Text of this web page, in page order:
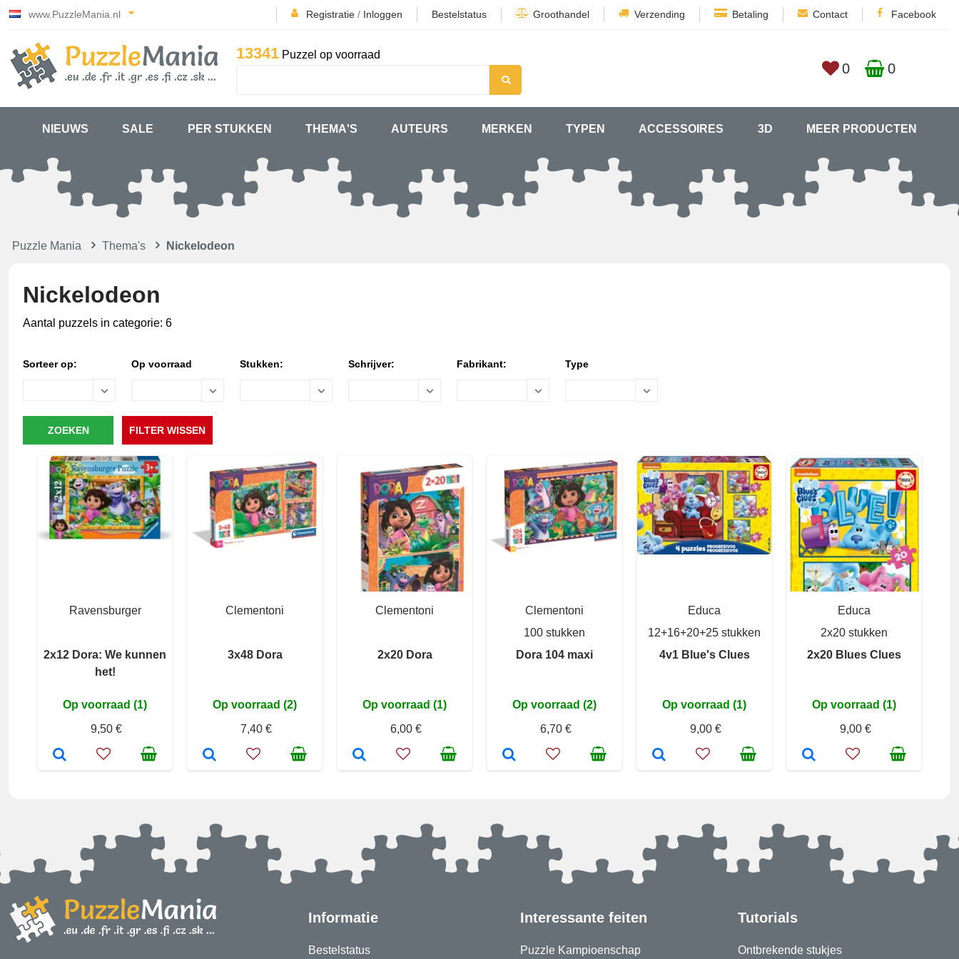
www.PuzzleMania.nl Registratie / Inloggen Bestelstatus Groothandel Verzending Betaling Contact Facebook
13341 Puzzel op voorraad
0 0
NIEUWS SALE PER STUKKEN THEMA'S AUTEURS MERKEN TYPEN ACCESSOIRES 3D MEER PRODUCTEN
Puzzle Mania Thema's Nickelodeon
Nickelodeon
Aantal puzzels in categorie: 6
Sorteer op: Op voorraad Stukken: Schrijver: Fabrikant: Type
Ravensburger
2x12 Dora: We kunnen
het!
Op voorraad (1)
9,50 €
Clementoni
3x48 Dora
Op voorraad (2)
7,40 €
Clementoni
2x20 Dora
Op voorraad (1)
6,00 €
Clementoni
100 stukken
Dora 104 maxi
Op voorraad (2)
6,70 €
Educa
12+16+20+25 stukken
4v1 Blue's Clues
Op voorraad (1)
9,00 €
Educa
2x20 stukken
2x20 Blues Clues
Op voorraad (1)
9,00 €
Informatie
Bestelstatus
Interessante feiten
Puzzle Kampioenschap
Tutorials
Ontbrekende stukjes